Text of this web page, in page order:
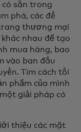
có sẵn trong
phá, các đề
thương mại
nhau để tạo
mua hàng, bao
vào ban đầu
Tìm cách tối
phẩm của mình
giải pháp có
thiệu các mặt